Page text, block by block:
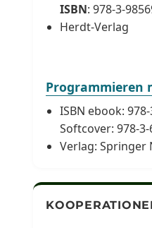
ISBN: 978-3-
Herdt-Verlag
Programmieren
ISBN ebook:
Softcover: 978-
Verlag: Springer